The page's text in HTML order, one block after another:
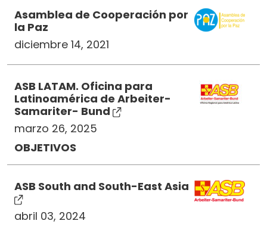
Asamblea de Cooperación por
la Paz
diciembre 14, 2021
ASB LATAM. Oficina para
Latinoamérica de Arbeiter-
Samariter- Bund
marzo 26, 2025
OBJETIVOS
ASB South and South-East Asia
abril 03, 2024